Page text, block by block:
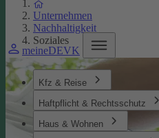
meineDEVK
Kfz & Reise
Haftpflicht & Rechtsschutz
Haus & Wohnen
Unternehmen
Nachhaltigkeit
Soziales